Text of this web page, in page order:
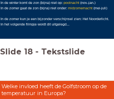
In de winter komt de zon (bijna) niet op: poolnacht(nov.-jan.)
In de zomer gaat de zon (bijna) niet onder: midzomernacht(mei-juli)
In de zomer kun je een bijzonder verschijnsel zien: Het Noorderlicht.
In het volgende filmpje wordt dit uitgelegd...
Slide 18 - Tekstslide
Welke invloed heeft de Golfstroom op de
temperatuur in Europa?